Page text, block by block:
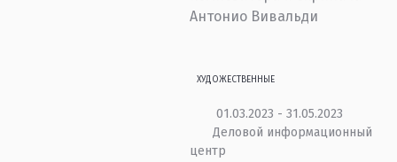
Антонио Вивальди
ХУДОЖЕСТВЕННЫЕ
01.03.2023 - 31.05.2023
Деловой информационный
центр